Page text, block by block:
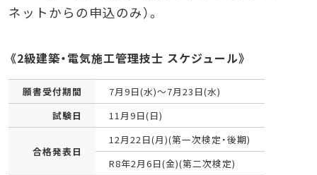
ネットからの申込のみ）。
《2級建築・電気施工管理技士 スケジュール》
願書受付期間
7月9日(水)～7月23日(水)
試験日
11月9日(日)
合格発表日
12月22日(月)(第一次検定・後期)
R8年2月6日(金)(第二次検定)